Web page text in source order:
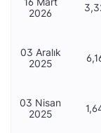
2026
03 Aralık
2025
03 Nisan
2025